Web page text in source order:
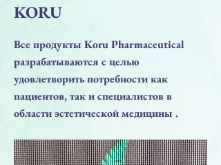
KORU
Все продукты Koru Pharmaceutical
разрабатываются с целью
удовлетворить потребности как
пациентов, так и специалистов в
области эстетической медицины .